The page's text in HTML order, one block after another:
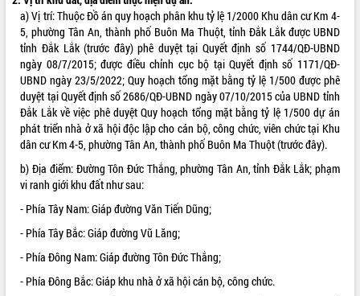
HỆ THỐNG VĂN BẢN
VĂN BẢN HĐND TỈNH
ĐIỂM TIN VĂN BẢN
QUY HOẠCH - KẾ HOẠCH
a) Vị trí: Thuộc Đồ án quy hoạch phân khu tỷ lệ 1/2000 Khu dân cư Km 4-
5, phường Tân An, thành phố Buôn Ma Thuột, tỉnh Đắk Lắk được UBND
tỉnh Đắk Lắk (trước đây) phê duyệt tại Quyết định số 1744/QĐ-UBND
ngày 08/7/2015; được điều chỉnh cục bộ tại Quyết định số 1171/QĐ-
UBND ngày 23/5/2022; Quy hoạch tổng mặt bằng tỷ lệ 1/500 được phê
duyệt tại Quyết định số 2686/QĐ-UBND ngày 07/10/2015 của UBND tỉnh
Đắk Lắk về việc phê duyệt Quy hoạch tổng mặt bằng tỷ lệ 1/500 dự án
phát triển nhà ở xã hội độc lập cho cán bộ, công chức, viên chức tại Khu
dân cư Km 4-5, phường Tân An, thành phố Buôn Ma Thuột (trước đây).
b) Địa điểm: Đường Tôn Đức Thắng, phường Tân An, tỉnh Đắk Lắk; phạm
vi ranh giới khu đất như sau:
- Phía Tây Nam: Giáp đường Văn Tiến Dũng;
- Phía Tây Bắc: Giáp đường Vũ Lăng;
- Phía Đông Nam: Giáp đường Tôn Đức Thắng;
- Phía Đông Bắc: Giáp khu nhà ở xã hội cán bộ, công chức.